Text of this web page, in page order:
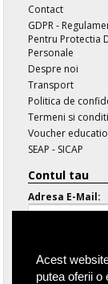
Acest
putea oferii o
Contact
GDPR -
Pentru Protectia
Personale
Despre noi
Transport
Politica de
Termeni si
Voucher
SEAP - SICAP
Contul tau
Adresa E-Mail:
Parola Uitata